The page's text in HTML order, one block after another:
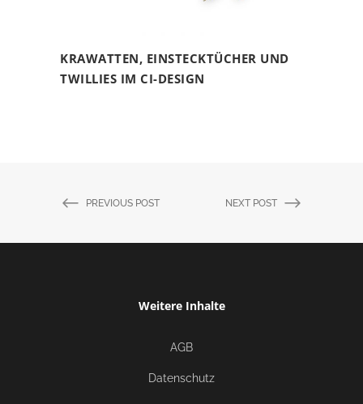
KRAWATTEN, EINSTECKTÜCHER UND
TWILLIES IM CI-DESIGN
PREVIOUS POST NEXT POST
Weitere Inhalte
AGB
Datenschutz